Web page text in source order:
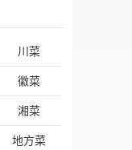
川菜
徽菜
湘菜
地方菜